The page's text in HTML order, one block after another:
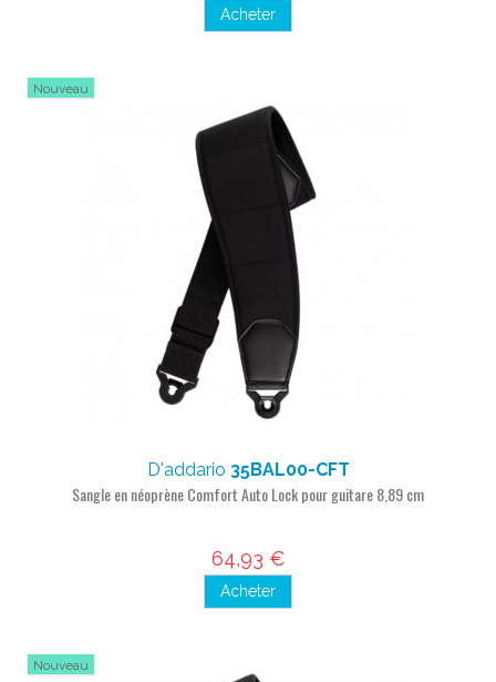
Acheter
Nouveau
D'addario 35BAL00-CFT
Sangle en néoprène Comfort Auto Lock pour guitare 8,89 cm
64,93 €
Acheter
Nouveau